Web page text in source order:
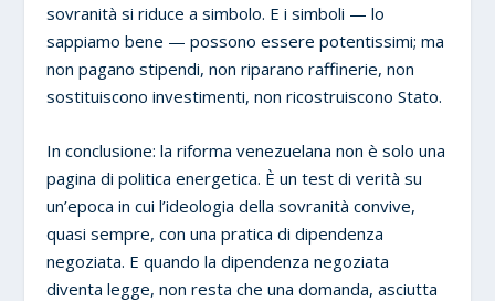
sovranità si riduce a simbolo. E i simboli — lo
sappiamo bene — possono essere potentissimi; ma
non pagano stipendi, non riparano raffinerie, non
sostituiscono investimenti, non ricostruiscono Stato.
In conclusione: la riforma venezuelana non è solo una
pagina di politica energetica. È un test di verità su
un’epoca in cui l’ideologia della sovranità convive,
quasi sempre, con una pratica di dipendenza
negoziata. E quando la dipendenza negoziata
diventa legge, non resta che una domanda, asciutta